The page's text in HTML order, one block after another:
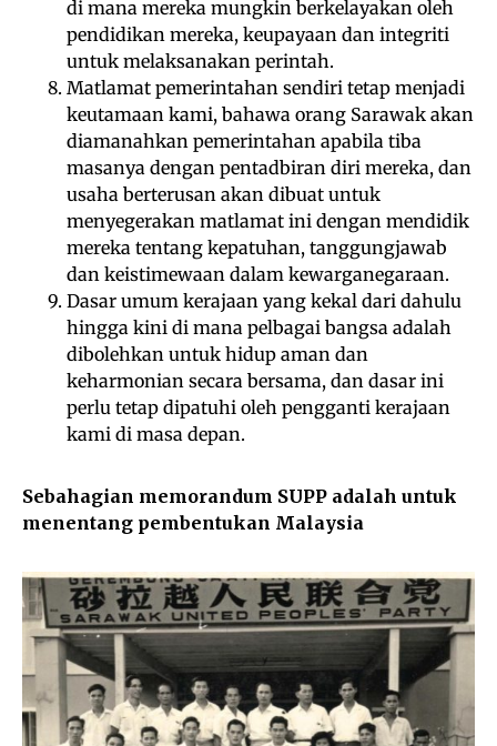
di mana mereka mungkin berkelayakan oleh
pendidikan mereka, keupayaan dan integriti
untuk melaksanakan perintah.
Matlamat pemerintahan sendiri tetap menjadi
keutamaan kami, bahawa orang Sarawak akan
diamanahkan pemerintahan apabila tiba
masanya dengan pentadbiran diri mereka, dan
usaha berterusan akan dibuat untuk
menyegerakan matlamat ini dengan mendidik
mereka tentang kepatuhan, tanggungjawab
dan keistimewaan dalam kewarganegaraan.
Dasar umum kerajaan yang kekal dari dahulu
hingga kini di mana pelbagai bangsa adalah
dibolehkan untuk hidup aman dan
keharmonian secara bersama, dan dasar ini
perlu tetap dipatuhi oleh pengganti kerajaan
kami di masa depan.
Sebahagian memorandum SUPP adalah untuk
menentang pembentukan Malaysia